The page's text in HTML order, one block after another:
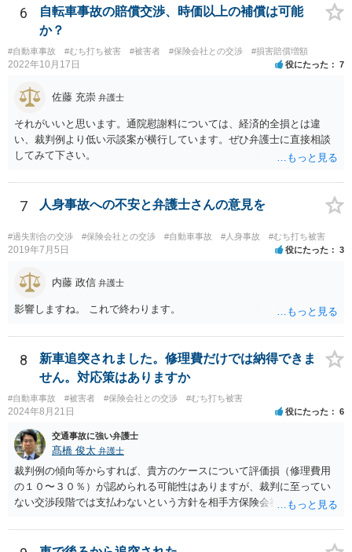
き、又は相当の注意をしても損害が生ずべきであったときは、この限
りでない。 会社側の言い分に付き合わず、会社側への請求をお考えな
さったほうがよろしいかもしれません。加害ドライバーの任意保険が
本件に使えるか、使おうとするかが定かではありませんので。「1年4
ヶ月のうちに4回も事故」の事実は、会社から加害ドライバーへの責任
転嫁のような発言ですが、上記ただし書との関連で言えば、会社側が
「相当の注意」をしていなかった証左でしょう。 今後の対応ですが、
事故証明書を速やかに取得すべきです。 病院で治療を受ける際、第三
者行為による傷病届を出す必要があります。 最終的にどこまで認めら
れるかという問題はありますが、事故後に事故に関連した支出に関し
6
自転車事故の賠償交渉、時価以上の補償は可能
か？
#自動車事故 #むち打ち被害 #被害者 #保険会社との交渉 #損害賠償増額
2022年10月17日 役にたった 7
佐藤 充崇 弁護士
それがいいと思います。通院慰謝料については、経済的全損とは違
い、裁判例より低い示談案が横行しています。ぜひ弁護士に直接相談
してみて下さい。
7 人身事故への不安と弁護士さんの意見を
#過失割合の交渉 #保険会社との交渉 #自動車事故 #人身事故 #むち打ち被害
2019年7月5日 役にたった 3
内藤 政信 弁護士
影響しますね。 これで終わります。
8
新車追突されました。修理費だけでは納得できま
せん。対応策はありますか
#自動車事故 #被害者 #保険会社との交渉 #むち打ち被害
2024年8月21日 役にたった 6
交通事故に強い弁護士
髙橋 俊太 弁護士
裁判例の傾向等からすれば、貴方のケースについて評価損（修理費用
の１０〜３０％）が認められる可能性はありますが、裁判に至ってい
ない交渉段階では支払わないという方針を相手方保険会社が貫く可能